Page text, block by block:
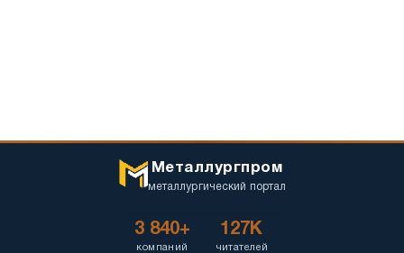
Металлургпром
металлургический портал
3 840+
компаний
127K
читателей